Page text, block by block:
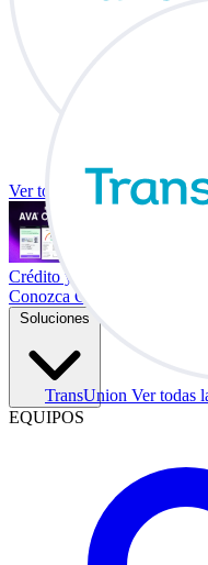
TransUnion Ver todas
Ver todas las integraciones
Crédito y vehículo a cambio
Conozca Co-Driver
Soluciones
EQUIPOS